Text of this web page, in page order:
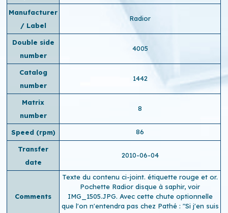
Manufacturer
/ Label
Radior
Double side
number
4005
Catalog
number
1442
Matrix
number
8
Speed ​​(rpm) 86
Transfer
date
2010-06-04
Comments
Texte du contenu ci-joint. étiquette rouge et or.
Pochette Radior disque à saphir, voir
IMG_1505.JPG. Avec cette chute optionnelle
que l'on n'entendra pas chez Pathé : "Si j'en suis